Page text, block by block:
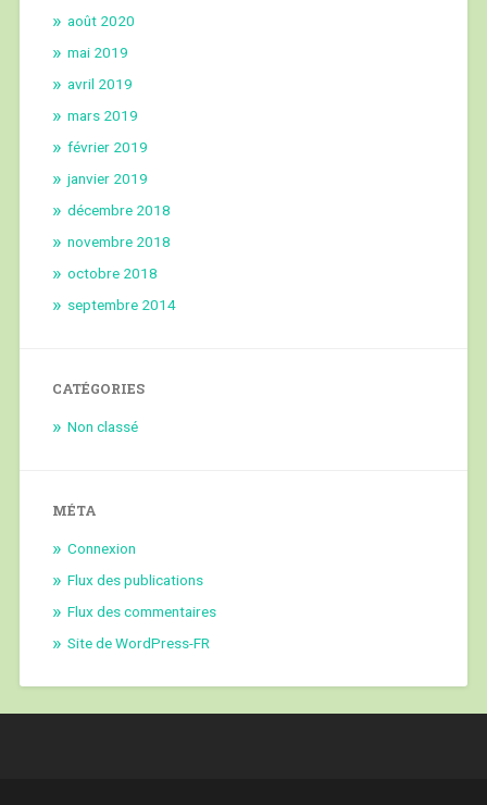
août 2020
mai 2019
avril 2019
mars 2019
février 2019
janvier 2019
décembre 2018
novembre 2018
octobre 2018
septembre 2014
CATÉGORIES
Non classé
MÉTA
Connexion
Flux des publications
Flux des commentaires
Site de WordPress-FR